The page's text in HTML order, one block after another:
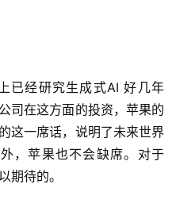
已经研究生成式AI 好几年
司在这方面的投资，苹果的
这一席话，说明了未来世界
，苹果也不会缺席。对于
期待的。